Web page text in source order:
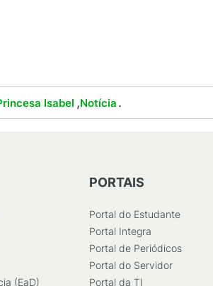
Isabel ,Notícia .
(EaD)
PORTAIS
Portal do Estudante
Portal Integra
Portal de Periódicos
Portal do Servidor
Portal da TI